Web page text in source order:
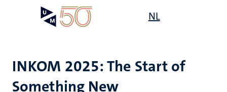
NL
INKOM 2025: The Start of
Something New